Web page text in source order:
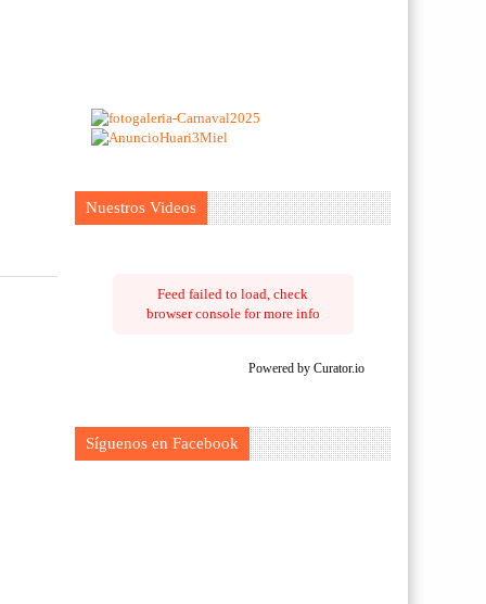
Nuestros Videos
Feed failed to load, check
browser console for more info
Powered by Curator.io
Síguenos en Facebook